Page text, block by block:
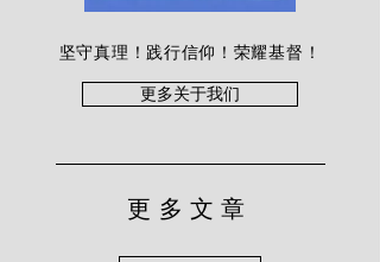
坚守真理！践行信仰！荣耀基督！
更多关于我们
更多文章